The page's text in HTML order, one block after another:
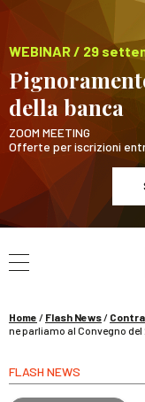
WEBINAR / 29
della banca
ZOOM MEETING
Offerte per iscrizioni
Pignoramento
Home / Flash News/
ne parliamo al Convegno
FLASH NEWS